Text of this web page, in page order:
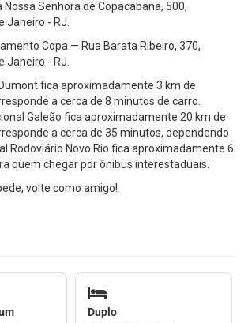
Senhora de Copacabana, 500,
Janeiro - RJ.
Copa — Rua Barata Ribeiro, 370,
Janeiro - RJ.
fica aproximadamente 3 km de
a cerca de 8 minutos de carro.
Galeão fica aproximadamente 20 km de
a cerca de 35 minutos, dependendo
Rodoviário Novo Rio fica aproximadamente 6
quem chegar por ônibus interestaduais.
volte como amigo!
Duplo